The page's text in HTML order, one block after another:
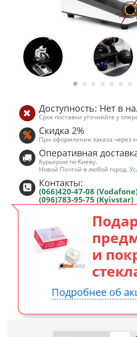
Доступность: Нет в
Срок поставки уточняйте у
Скидка 2%
При оформлении заказа через
Оперативная
Курьером по Киеву.
Новой Почтой в любой город.
Контакты:
(066)420-47-08
(096)783-95-75 (Kyivstar)
и
Подробнее об